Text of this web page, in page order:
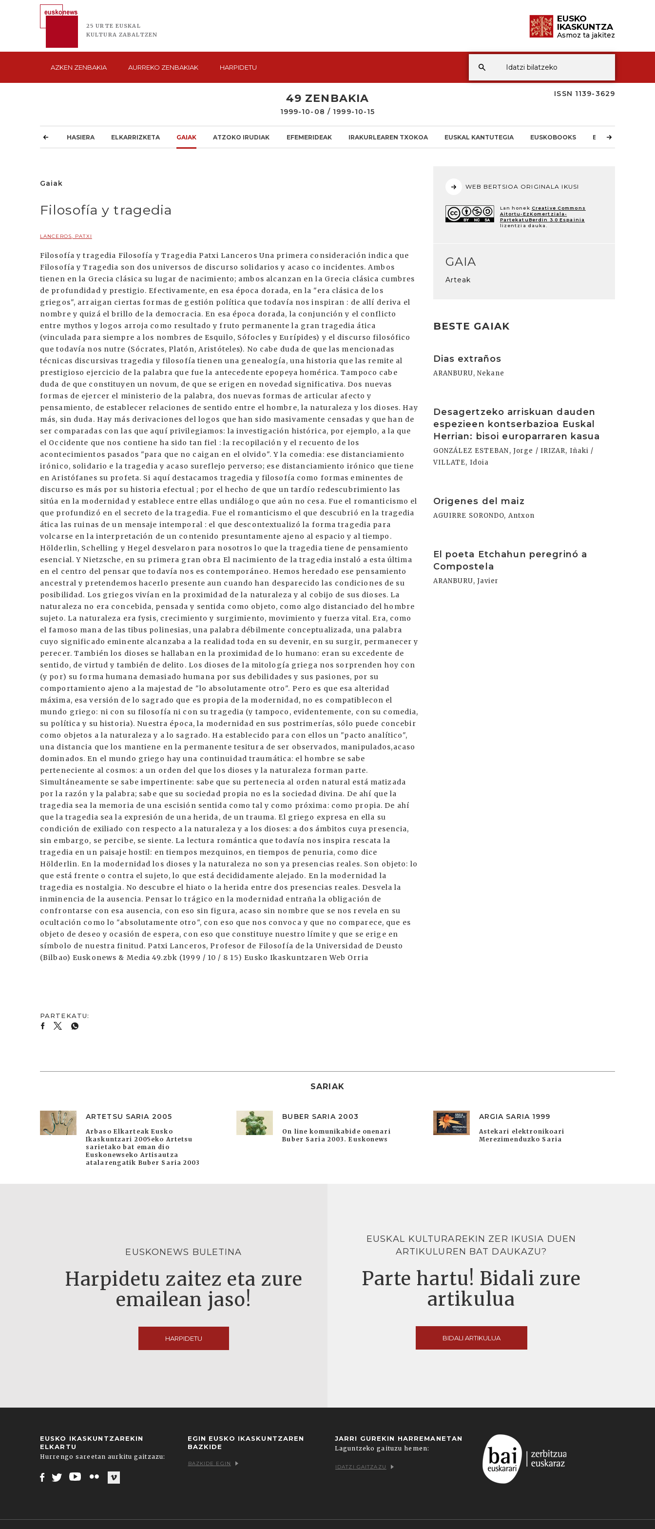
25 URTE EUSKAL
KULTURA ZABALTZEN
EUSKO
IKASKUNTZA
Asmoz ta jakitez
AZKEN ZENBAKIA AURREKO ZENBAKIAK HARPIDETU
ISSN 1139-3629
49 ZENBAKIA
1999-10-08 / 1999-10-15
HASIERA ELKARRIZKETA GAIAK ATZOKO IRUDIAK EFEMERIDEAK IRAKURLEAREN TXOKOA EUSKAL KANTUTEGIA EUSKOBOOKS EI-REN BERRIAK
Gaiak
Filosofía y tragedia
LANCEROS, PATXI
Filosofía y tragedia Filosofía y Tragedia Patxi Lanceros Una primera consideración indica que
Filosofía y Tragedia son dos universos de discurso solidarios y acaso co incidentes. Ambos
tienen en la Grecia clásica su lugar de nacimiento; ambos alcanzan en la Grecia clásica cumbres
de profundidad y prestigio. Efectivamente, en esa época dorada, en la "era clásica de los
griegos", arraigan ciertas formas de gestión política que todavía nos inspiran : de allí deriva el
nombre y quizá el brillo de la democracia. En esa época dorada, la conjunción y el conflicto
entre mythos y logos arroja como resultado y fruto permanente la gran tragedia ática
(vinculada para siempre a los nombres de Esquilo, Sófocles y Eurípides) y el discurso filosófico
que todavía nos nutre (Sócrates, Platón, Aristóteles). No cabe duda de que las mencionadas
técnicas discursivas tragedia y filosofía tienen una genealogía, una historia que las remite al
prestigioso ejercicio de la palabra que fue la antecedente epopeya homérica. Tampoco cabe
duda de que constituyen un novum, de que se erigen en novedad significativa. Dos nuevas
formas de ejercer el ministerio de la palabra, dos nuevas formas de articular afecto y
pensamiento, de establecer relaciones de sentido entre el hombre, la naturaleza y los dioses. Hay
más, sin duda. Hay más derivaciones del logos que han sido masivamente censadas y que han de
ser comparadas con las que aquí privilegiamos: la investigación histórica, por ejemplo, a la que
el Occidente que nos contiene ha sido tan fiel : la recopilación y el recuento de los
acontecimientos pasados "para que no caigan en el olvido". Y la comedia: ese distanciamiento
irónico, solidario e la tragedia y acaso sureflejo perverso; ese distanciamiento irónico que tiene
en Aristófanes su profeta. Si aquí destacamos tragedia y filosofía como formas eminentes de
discurso es más por su historia efectual ; por el hecho de que un tardío redescubrimiento las
sitúa en la modernidad y establece entre ellas undiálogo que aún no cesa. Fue el romanticismo el
que profundizó en el secreto de la tragedia. Fue el romanticismo el que descubrió en la tragedia
ática las ruinas de un mensaje intemporal : el que descontextualizó la forma tragedia para
volcarse en la interpretación de un contenido presuntamente ajeno al espacio y al tiempo.
Hölderlin, Schelling y Hegel desvelaron para nosotros lo que la tragedia tiene de pensamiento
esencial. Y Nietzsche, en su primera gran obra El nacimiento de la tragedia instaló a esta última
en el centro del pensar que todavía nos es contemporáneo. Hemos heredado ese pensamiento
ancestral y pretendemos hacerlo presente aun cuando han desparecido las condiciones de su
posibilidad. Los griegos vivían en la proximidad de la naturaleza y al cobijo de sus dioses. La
naturaleza no era concebida, pensada y sentida como objeto, como algo distanciado del hombre
sujeto. La naturaleza era fysis, crecimiento y surgimiento, movimiento y fuerza vital. Era, como
el famoso mana de las tibus polinesias, una palabra débilmente conceptualizada, una palabra
cuyo significado eminente alcanzaba a la realidad toda en su devenir, en su surgir, permanecer y
perecer. También los dioses se hallaban en la proximidad de lo humano: eran su excedente de
sentido, de virtud y también de delito. Los dioses de la mitología griega nos sorprenden hoy con
(y por) su forma humana demasiado humana por sus debilidades y sus pasiones, por su
comportamiento ajeno a la majestad de "lo absolutamente otro". Pero es que esa alteridad
máxima, esa versión de lo sagrado que es propia de la modernidad, no es compatiblecon el
mundo griego: ni con su filosofía ni con su tragedia (y tampoco, evidentemente, con su comedia,
su política y su historia). Nuestra época, la modernidad en sus postrimerías, sólo puede concebir
como objetos a la naturaleza y a lo sagrado. Ha establecido para con ellos un "pacto analítico",
una distancia que los mantiene en la permanente tesitura de ser observados, manipulados,acaso
dominados. En el mundo griego hay una continuidad traumática: el hombre se sabe
perteneciente al cosmos: a un orden del que los dioses y la naturaleza forman parte.
Simultáneamente se sabe impertinente: sabe que su pertenecia al orden natural está matizada
por la razón y la palabra; sabe que su sociedad propia no es la sociedad divina. De ahí que la
tragedia sea la memoria de una escisión sentida como tal y como próxima: como propia. De ahí
que la tragedia sea la expresión de una herida, de un trauma. El griego expresa en ella su
condición de exiliado con respecto a la naturaleza y a los dioses: a dos ámbitos cuya presencia,
sin embargo, se percibe, se siente. La lectura romántica que todavía nos inspira rescata la
tragedia en un paisaje hostil: en tiempos mezquinos, en tiempos de penuria, como dice
Hölderlin. En la modernidad los dioses y la naturaleza no son ya presencias reales. Son objeto: lo
que está frente o contra el sujeto, lo que está decididamente alejado. En la modernidad la
tragedia es nostalgia. No descubre el hiato o la herida entre dos presencias reales. Desvela la
inminencia de la ausencia. Pensar lo trágico en la modernidad entraña la obligación de
confrontarse con esa ausencia, con eso sin figura, acaso sin nombre que se nos revela en su
ocultación como lo "absolutamente otro", con eso que nos convoca y que no comparece, que es
objeto de deseo y ocasión de espera, con eso que constituye nuestro límite y que se erige en
símbolo de nuestra finitud. Patxi Lanceros, Profesor de Filosofía de la Universidad de Deusto
(Bilbao) Euskonews & Media 49.zbk (1999 / 10 / 8 15) Eusko Ikaskuntzaren Web Orria
WEB BERTSIOA ORIGINALA IKUSI
Lan honek Creative Commons
Aitortu-EzKomertziala-
PartekatuBerdin 3.0 Espainia
lizentzia dauka.
GAIA
Arteak
BESTE GAIAK
Dias extraños
ARANBURU, Nekane
Desagertzeko arriskuan dauden
espezieen kontserbazioa Euskal
Herrian: bisoi europarraren kasua
GONZÁLEZ ESTEBAN, Jorge / IRIZAR, Iñaki /
VILLATE, Idoia
Origenes del maiz
AGUIRRE SORONDO, Antxon
El poeta Etchahun peregrinó a
Compostela
ARANBURU, Javier
SARIAK
ARTETSU SARIA 2005
Arbaso Elkarteak Eusko
Ikaskuntzari 2005eko Artetsu
sarietako bat eman dio
Euskonewseko Artisautza
atalarengatik Buber Saria 2003
BUBER SARIA 2003
On line komunikabide onenari
Buber Saria 2003. Euskonews
ARGIA SARIA 1999
Astekari elektronikoari
Merezimenduzko Saria
EUSKONEWS BULETINA
Harpidetu zaitez eta zure
emailean jaso!
HARPIDETU
EUSKAL KULTURAREKIN ZER IKUSIA DUEN
ARTIKULUREN BAT DAUKAZU?
Parte hartu! Bidali zure
artikulua
BIDALI ARTIKULUA
EUSKO IKASKUNTZAREKIN
ELKARTU
Hurrengo sareetan aurkitu gaitzazu:
EGIN EUSKO IKASKUNTZAREN
BAZKIDE
BAZKIDE EGIN
JARRI GUREKIN HARREMANETAN
Laguntzeko gaituzu hemen:
IDATZI GAITZAZU